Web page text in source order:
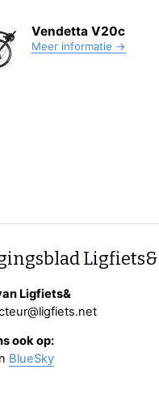
Vendetta V20c
Meer informatie →
Ligfiets&
Ligfiets&
ook op:
BlueSky